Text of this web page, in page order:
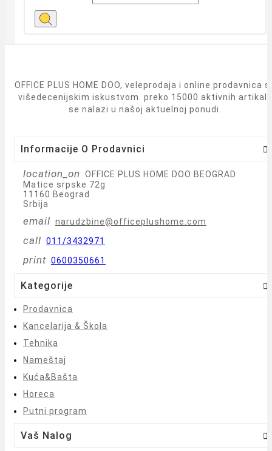
OFFICE PLUS HOME DOO, veleprodaja i online prodavnica
višedecenijskim iskustvom. preko 15000 aktivnih artikala
se nalazi u našoj aktuelnoj ponudi.
Informacije O Prodavnici 
location_on
OFFICE PLUS HOME DOO BEOGRAD
Matice srpske 72g
11160 Beograd
Srbija
email narudzbine@officeplushome.com
call 011/3432971
print 0600350661
Kategorije 
Prodavnica
Kancelarija & Škola
Tehnika
Nameštaj
Kuća&Bašta
Horeca
Putni program
Vaš Nalog 